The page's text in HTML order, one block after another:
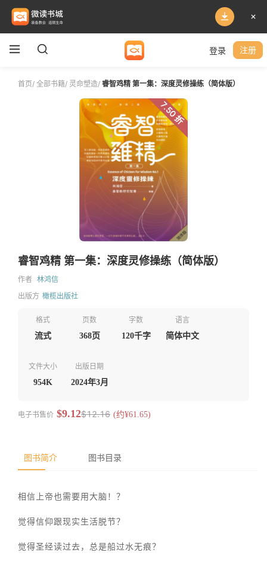
登录 注册
首页/ 全部书籍/ 灵命塑造/ 睿智鸡精 第一集：深度灵修操练（简体版）
7.50 折
睿智鸡精 第一集：深度灵修操练（简体版）
作者 林鸿信
出版方 橄榄出版社
格式
流式
页数
368页
字数
120千字
语言
简体中文
文件大小
954K
出版日期
2024年3月
电子书售价 $9.12$12.16 (约¥61.65)
图书简介 图书目录
相信上帝也需要用大脑！？
觉得信仰跟现实生活脱节？
觉得圣经读过去，总是船过水无痕？